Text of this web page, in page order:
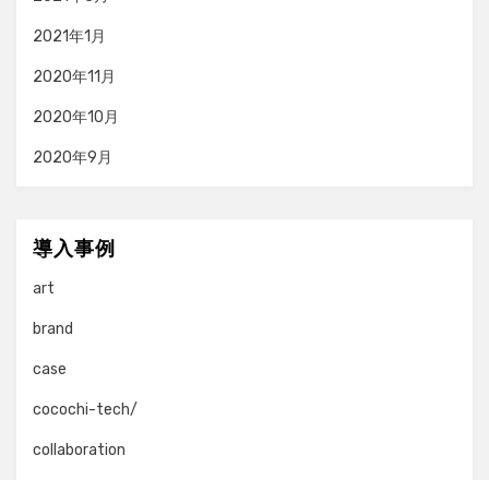
2021年1月
2020年11月
2020年10月
2020年9月
導入事例
art
brand
case
cocochi-tech/
collaboration